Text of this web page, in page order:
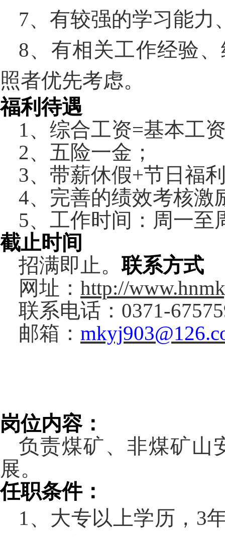
7、有较强的学习能力
8、有相关工作经验
照者优先考虑。
福利待遇
1、综合工资=基本工
2、五险一金；
3、带薪休假+节日福
4、完善的绩效考核激
5、工作时间：周一至
截止时间
招满即止。联系方式
网址： http://
联系电话： 0371-
邮箱：
岗位内容：
负责煤矿、非煤矿山
展。
任职条件：
1、 大专以上学历， 3